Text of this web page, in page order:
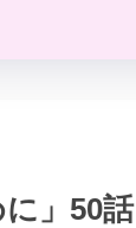
」50